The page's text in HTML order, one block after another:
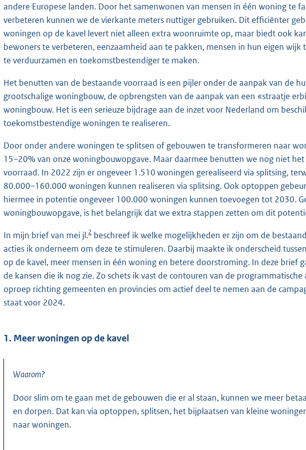
andere Europese landen. Door het samenwonen van mensen in één woning te
verbeteren kunnen we de vierkante meters nuttiger gebruiken. Dit efficiënter
woningen op de kavel levert niet alleen extra woonruimte op, maar biedt ook
bewoners te verbeteren, eenzaamheid aan te pakken, mensen in hun eigen
te verduurzamen en toekomstbestendiger te maken.
Het benutten van de bestaande voorraad is een pijler onder de aanpak van de
grootschalige woningbouw, de opbrengsten van de aanpak van een «straatje
woningbouw. Het is een serieuze bijdrage aan de inzet voor Nederland om
toekomstbestendige woningen te realiseren.
Door onder andere woningen te splitsen of gebouwen te transformeren naar
15–20% van onze woningbouwopgave. Maar daarmee benutten we nog niet
voorraad. In 2022 zijn er ongeveer 1.510 woningen gerealiseerd via splitsing,
80.000–160.000 woningen kunnen realiseren via splitsing. Ook optoppen
hiermee in potentie ongeveer 100.000 woningen kunnen toevoegen tot 2030.
woningbouwopgave, is het belangrijk dat we extra stappen zetten om dit
In mijn brief van mei jl.2 beschreef ik welke mogelijkheden er zijn om de
acties ik onderneem om deze te stimuleren. Daarbij maakte ik onderscheid
op de kavel, meer mensen in één woning en betere doorstroming. In deze brief
de kansen die ik nog zie. Zo schets ik vast de contouren van de
oproep richting gemeenten en provincies om actief deel te nemen aan de
staat voor 2024.
1. Meer woningen op de kavel
Waarom?
Door slim om te gaan met de gebouwen die er al staan, kunnen we meer
en dorpen. Dat kan via optoppen, splitsen, het bijplaatsen van kleine
naar woningen.